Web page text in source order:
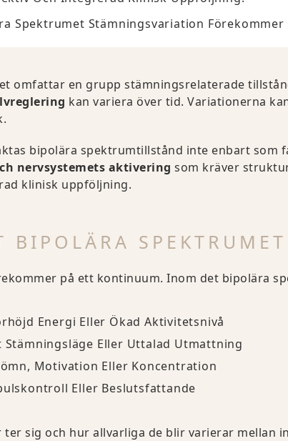
Spektrumet Stämningsvariation Förekommer
omfattar en grupp stämningsrelaterade
kan variera över tid. Variationerna
bipolära spektrumtillstånd inte enbart som
nervsystemets aktivering som kräver
klinisk uppföljning.
BIPOLÄRA SPEKTRUMET
på ett kontinuum. Inom det bipolära
Energi Eller Ökad Aktivitetsnivå
Stämningsläge Eller Uttalad Utmattning
Motivation Eller Koncentration
Eller Beslutsfattande
ter sig och hur allvarliga de blir varierar mellan